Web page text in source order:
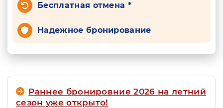
Бесплатная отмена *
Надежное бронирование
Раннее бронировние 2026 на летний
сезон уже открыто!